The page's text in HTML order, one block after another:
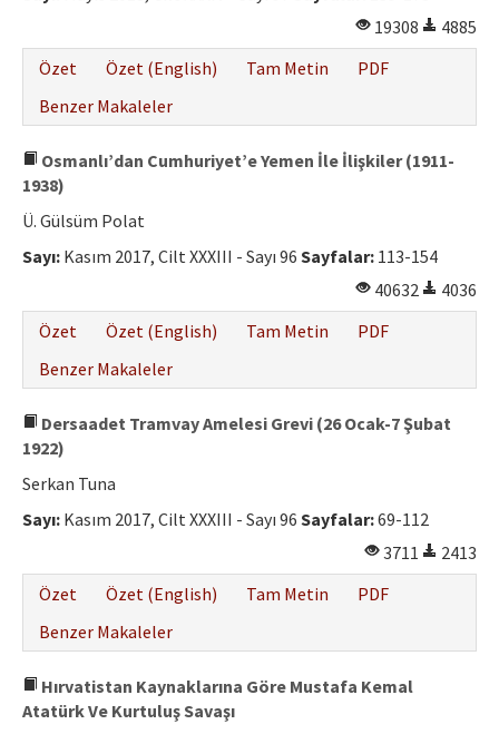
19308
4885
Özet
Özet (English) Tam Metin
PDF
Benzer Makaleler
Osmanlı’dan Cumhuriyet’e Yemen İle İlişkiler (1911-
1938)
Ü. Gülsüm Polat
Sayı: Kasım 2017, Cilt XXXIII - Sayı 96 Sayfalar: 113-154
40632
4036
Özet
Özet (English) Tam Metin
PDF
Benzer Makaleler
Dersaadet Tramvay Amelesi Grevi (26 Ocak-7 Şubat
1922)
Serkan Tuna
Sayı: Kasım 2017, Cilt XXXIII - Sayı 96 Sayfalar:69-112
3711
2413
Özet
Özet (English) Tam Metin
PDF
Benzer Makaleler
Hırvatistan Kaynaklarına Göre Mustafa Kemal
Atatürk Ve Kurtuluş Savaşı